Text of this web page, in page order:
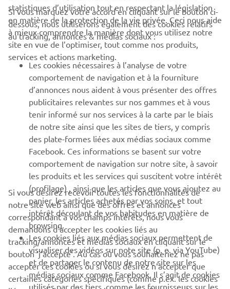
CORPORATE
BUSINESS
PLUS YAMAHA
SUPPORT
NEWSLETTER
Découvrez en exclusivité les dernières offres, les événements
spéciaux, les nouveautés et bien plus encore
S'ABONNER
Lisez notre politique de confidentialité pour savoir comment
nous traitons vos données personnelles :Politique de
Confidentialité
statistiques d’utilisation tout en respectant la législation
en matière de la protection de la vie privée. Ceci nous aide
à mieux comprendre la manière dont vous utilisez notre
site en vue de l’optimiser, tout comme nos produits,
services et actions marketing.
Si vous marquez votre accord en cliquant sur le bouton ci-
dessous, nous utiliserons également des cookies relatifs
au tracking, annonces & médias sociaux :
Les cookies nécessaires à l’analyse de votre
comportement de navigation et à la fourniture
d’annonces nous aident à vous présenter des offres
publicitaires relevantes sur nos gammes et à vous
tenir informé sur nos services à la carte par le biais
de notre site ainsi que les sites de tiers, y compris
des plate-formes liées aux médias sociaux comme
Facebook. Ces informations se basent sur votre
comportement de navigation sur notre site, à savoir
les produits et les services qui suscitent votre intérêt
(profilage) , ainsi que les articles que vous ajoutez au
panier, les articles achetés par vos soins, et tout
intérêt découlant de vos habitudes en matière de
browsing.
Les cookies liés aux médias sociaux permettent de
visualiser des vidéos sur note site (p. e. via YouTube)
et de partager le contenu de notre site sur les
médias sociaux comme Facebook. Il s’agit de cookies
utilisés par des tiers, comme les fournisseurs sur les
Si vous désirez recevoir toutes les fonctionnalités de
notre site web ainsi que des offres et annonces
correspondant à vos champs intérêts, nous vous
demandons d’accepter les cookies liés au
tracking/annonces et médias sociaux en cliquant sur le
bouton ‘j’accepte’. Au cas où vous souhaiteriez ne pas
accepter ces cookies ou si vous désirez n’accepter que
certaines catégories spécifiques (comme p.ex. les cookies